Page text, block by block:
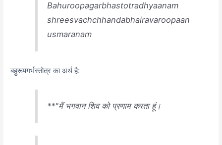
Bahuroopagarbhastotradhyaanam
shreesvachchhandabhairavaroopaan
usmaranam
बहुरूपगर्भस्तोत्र का अर्थ है:
**"मैं भगवान शिव को प्रणाम करता हूं।